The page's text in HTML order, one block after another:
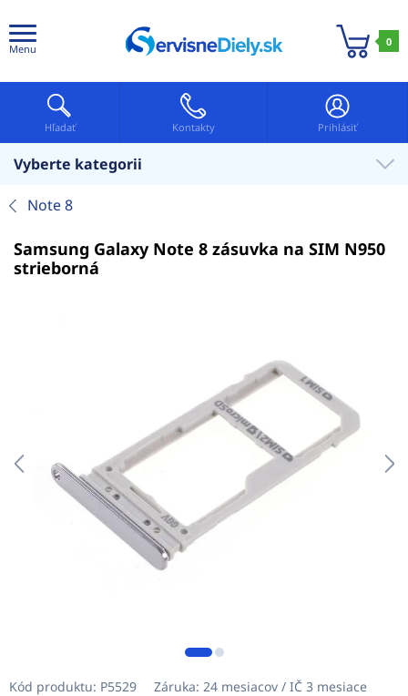
Menu
0
Hľadať Kontakty Prihlásiť
Vyberte kategorii
Note 8
Samsung Galaxy Note 8 zásuvka na SIM N950
strieborná
Kód produktu: P5529 Záruka: 24 mesiacov / IČ 3 mesiace